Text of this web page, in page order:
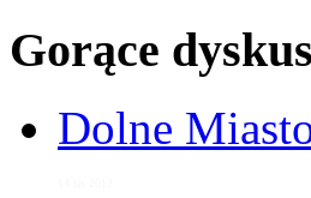
Gorące
Dolne